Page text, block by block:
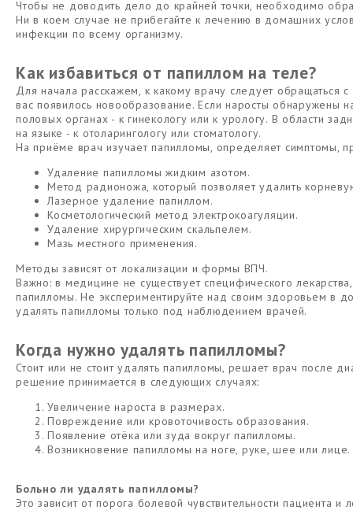
Чтобы не доводить дело до крайней точки, необходимо
Ни в коем случае не прибегайте к лечению в домашних
инфекции по всему организму.
Как избавиться от папиллом на теле?
Для начала расскажем, к какому врачу следует обращаться с
вас появилось новообразование. Если наросты обнаружены
половых органах - к гинекологу или к урологу. В области
на языке - к отоларингологу или стоматологу.
На приёме врач изучает папилломы, определяет симптомы,
Удаление папилломы жидким азотом.
Метод радионожа, который позволяет удалить
Лазерное удаление папиллом.
Косметологический метод электрокоагуляции.
Удаление хирургическим скальпелем.
Мазь местного применения.
Методы зависят от локализации и формы ВПЧ.
Важно: в медицине не существует специфического
папилломы. Не экспериментируйте над своим здоровьем в
удалять папилломы только под наблюдением врачей.
Когда нужно удалять папилломы?
Стоит или не стоит удалять папилломы, решает врач после
решение принимается в следующих случаях:
Увеличение нароста в размерах.
Повреждение или кровоточивость образования.
Появление отёка или зуда вокруг папилломы.
Возникновение папилломы на ноге, руке, шее или лице.
Больно ли удалять папилломы?
Это зависит от порога болевой чувствительности пациента и